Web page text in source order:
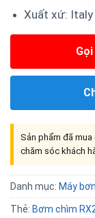
Xuất xứ: Italy
Sản phẩm đã
chăm sóc khách
Danh mục: Máy
Thẻ: Bơm chìm